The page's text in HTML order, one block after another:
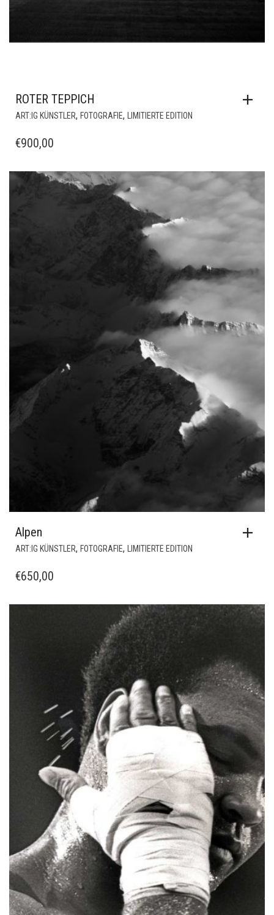
ROTER TEPPICH
ART:IG KÜNSTLER, FOTOGRAFIE, LIMITIERTE EDITION
€900,00
Alpen
ART:IG KÜNSTLER, FOTOGRAFIE, LIMITIERTE EDITION
€650,00